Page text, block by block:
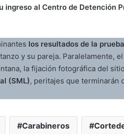
al Centro de Detención
los resultados de la
y su pareja. Paralelamente,
la fijación fotográfica del
(SML), peritajes que terminarán
Carabineros